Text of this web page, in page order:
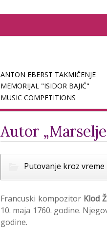
ANTON EBERST TAKMIČENJE
MEMORIJAL "ISIDOR BAJIĆ"
MUSIC COMPETITIONS
Autor
Putovanje kroz vreme
Francuski kompozitor Klod
10. maja 1760. godine.
godine.